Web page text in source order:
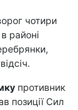
чотири
районі
противник
позиції Сил